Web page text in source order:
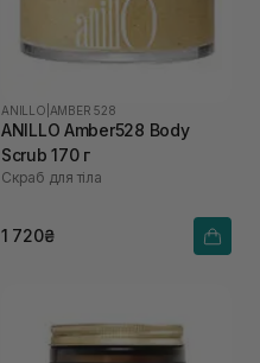
ANILLO AMBER 528
ANILLO Amber528 Body
Scrub 170 г
Скраб для тіла
1 720₴